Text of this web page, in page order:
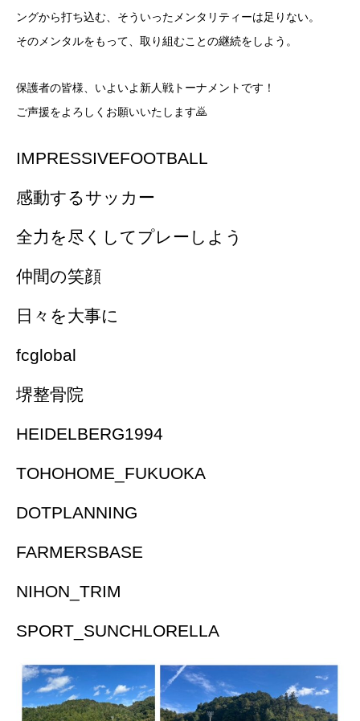
ングから打ち込む、そういったメンタリティーは足りない。
そのメンタルをもって、取り組むことの継続をしよう。
保護者の皆様、いよいよ新人戦トーナメントです！
ご声援をよろしくお願いいたします🙇
IMPRESSIVEFOOTBALL
感動するサッカー
全力を尽くしてプレーしよう
仲間の笑顔
日々を大事に
fcglobal
堺整骨院
HEIDELBERG1994
TOHOHOME_FUKUOKA
DOTPLANNING
FARMERSBASE
NIHON_TRIM
SPORT_SUNCHLORELLA